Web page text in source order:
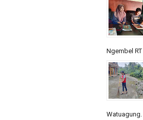
Ngembel RT
Watuagung.